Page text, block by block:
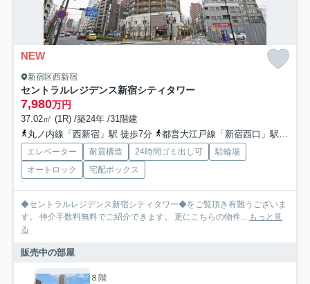
NEW
新宿区西新宿
セントラルレジデンス新宿シティタワー
7,980万円
37.02㎡ (1R) /築24年 /31階建
丸ノ内線「西新宿」駅 徒歩7分
都営大江戸線「新宿西口」駅 徒歩8分
エレベーター 耐震構造 24時間ゴミ出し可
駐輪場
オートロック
宅配ボックス
◆セントラルレジデンス新宿シティタワー◆をご覧頂き有難うございま
す。 仲介手数料無料でご紹介できます。 更にこちらの物件... もっと見
る
販売中の部屋
８階